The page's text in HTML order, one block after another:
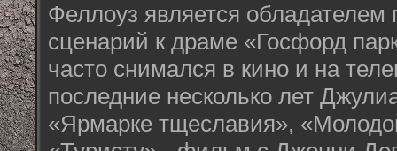
Феллоуз является
сценарий к драме «Госфорд
часто снимался в кино и на
последние несколько лет
«Ярмарке тщеславия»,